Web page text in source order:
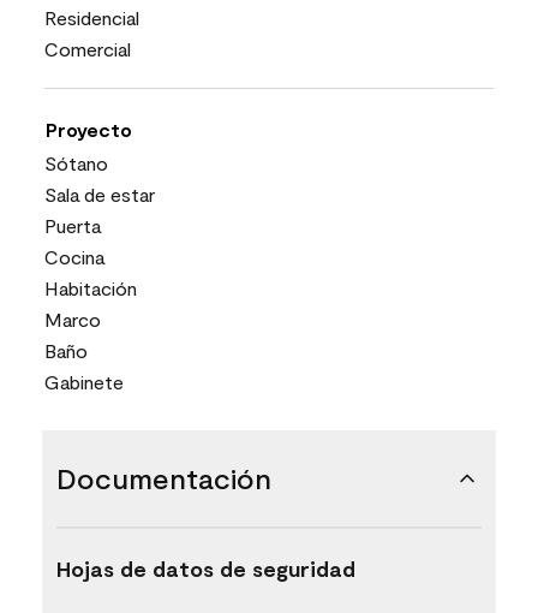
Residencial
Comercial
Proyecto
Sótano
Sala de estar
Puerta
Cocina
Habitación
Marco
Baño
Gabinete
Documentación
Hojas de datos de seguridad